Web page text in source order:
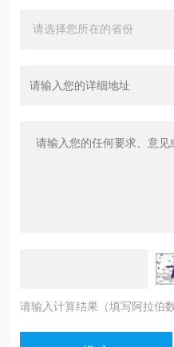
请输入计算结果（填写阿拉伯